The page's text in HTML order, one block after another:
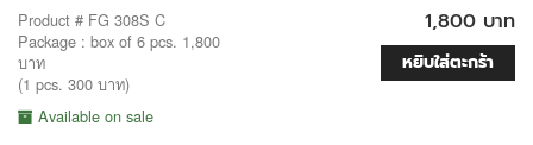
Product # FG 308S C
Package : box of 6 pcs. 1,800
บาท
(1 pcs. 300 บาท)
Available on sale
1,800 บาท
หยิบใส่ตะกร้า